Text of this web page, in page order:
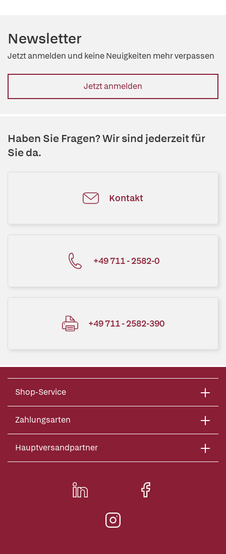
Newsletter
Jetzt anmelden und keine Neuigkeiten mehr verpassen
Jetzt anmelden
Haben Sie Fragen? Wir sind jederzeit für
Sie da.
Kontakt
+49 711 - 2582-0
+49 711 - 2582-390
Shop-Service
Zahlungsarten
Hauptversandpartner